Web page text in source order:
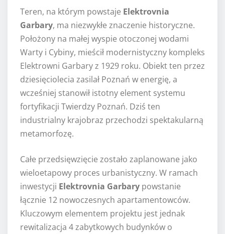
Teren, na którym powstaje Elektrovnia
Garbary, ma niezwykłe znaczenie historyczne.
Położony na małej wyspie otoczonej wodami
Warty i Cybiny, mieścił modernistyczny kompleks
Elektrowni Garbary z 1929 roku. Obiekt ten przez
dziesięciolecia zasilał Poznań w energię, a
wcześniej stanowił istotny element systemu
fortyfikacji Twierdzy Poznań. Dziś ten
industrialny krajobraz przechodzi spektakularną
metamorfozę.
Całe przedsięwzięcie zostało zaplanowane jako
wieloetapowy proces urbanistyczny. W ramach
inwestycji Elektrovnia Garbary powstanie
łącznie 12 nowoczesnych apartamentowców.
Kluczowym elementem projektu jest jednak
rewitalizacja 4 zabytkowych budynków o